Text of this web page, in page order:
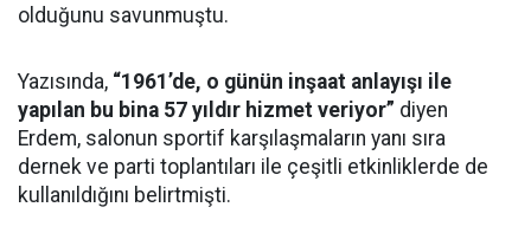
olduğunu savunmuştu.
Yazısında, “1961’de, o günün inşaat anlayışı ile
yapılan bu bina 57 yıldır hizmet veriyor” diyen
Erdem, salonun sportif karşılaşmaların yanı sıra
dernek ve parti toplantıları ile çeşitli etkinliklerde de
kullanıldığını belirtmişti.